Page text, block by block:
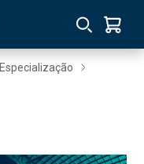
Especialização